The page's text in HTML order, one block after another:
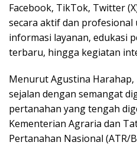
Facebook, TikTok, Twitter
secara aktif dan
informasi layanan, edukasi
terbaru, hingga kegiatan
Menurut Agustina
sejalan dengan semangat
pertanahan yang tengah
Kementerian Agraria dan
Pertanahan Nasional (ATR/